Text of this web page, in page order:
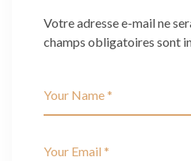
Votre adresse e-mail ne
champs obligatoires sont